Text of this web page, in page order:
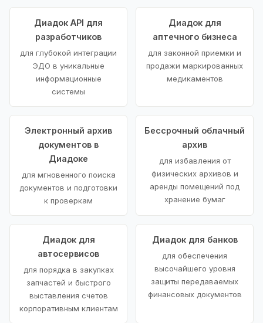
Диадок API для
разработчиков
для глубокой интеграции
ЭДО в уникальные
информационные
системы
Диадок для
аптечного бизнеса
для законной приемки и
продажи маркированных
медикаментов
Электронный архив
документов в
Диадоке
для мгновенного поиска
документов и подготовки
к проверкам
Бессрочный облачный
архив
для избавления от
физических архивов и
аренды помещений под
хранение бумаг
Диадок для
автосервисов
для порядка в закупках
запчастей и быстрого
выставления счетов
корпоративным клиентам
Диадок для банков
для обеспечения
высочайшего уровня
защиты передаваемых
финансовых документов